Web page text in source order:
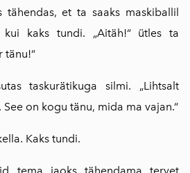
et ta saaks maskiballil
kaks tundi. „Aitäh!“ ütles ta
tänu!“
taskurätikuga silmi. „Lihtsalt
on kogu tänu, mida ma vajan.“
Kaks tundi.